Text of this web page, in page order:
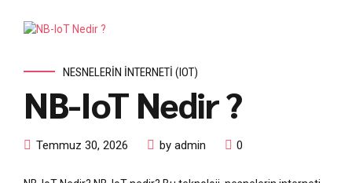
NESNELERIN İNTERNETI (IOT)
NB-IoT Nedir ?
Temmuz 30, 2026 by admin 0